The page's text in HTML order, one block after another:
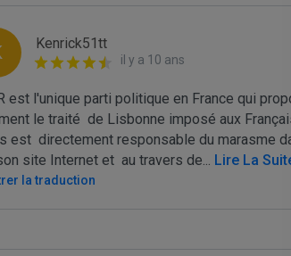
Kenrick51tt
il y a 10 ans
est l'unique parti politique en France qui
le traité  de Lisbonne imposé aux
est  directement responsable du marasme
site Internet et  au travers de... Lire La
la traduction